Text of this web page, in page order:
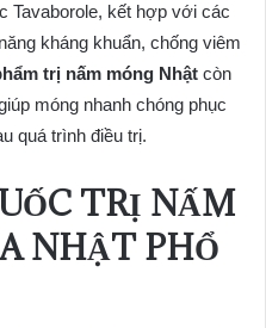
Tavaborole, kết hợp với các
kháng khuẩn, chống viêm
trị nấm móng Nhật còn
móng nhanh chóng phục
quá trình điều trị.
TRỊ NẤM
NHẬT PHỔ